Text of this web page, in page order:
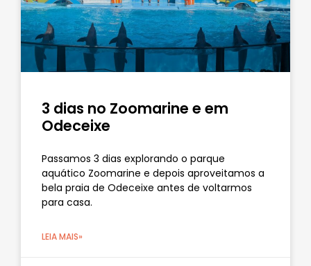
3 dias no Zoomarine e em
Odeceixe
Passamos 3 dias explorando o parque
aquático Zoomarine e depois aproveitamos a
bela praia de Odeceixe antes de voltarmos
para casa.
LEIA MAIS»